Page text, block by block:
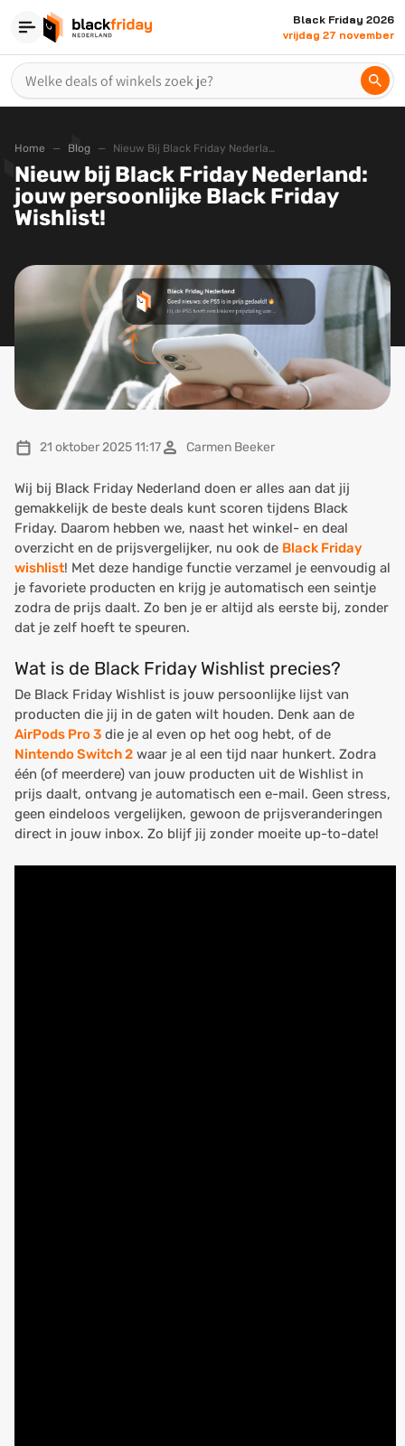
Black Friday 2026
vrijdag 27 november
Home Blog Nieuw Bij Black Friday Nederland Jouw Persoonlijke Black Friday Wishlist
Nieuw bij Black Friday Nederland:
jouw persoonlijke Black Friday
Wishlist!
21 oktober 2025 11:17 Carmen Beeker
Wij bij Black Friday Nederland doen er alles aan dat jij
gemakkelijk de beste deals kunt scoren tijdens Black
Friday. Daarom hebben we, naast het winkel- en deal
overzicht en de prijsvergelijker, nu ook de Black Friday
wishlist! Met deze handige functie verzamel je eenvoudig al
je favoriete producten en krijg je automatisch een seintje
zodra de prijs daalt. Zo ben je er altijd als eerste bij, zonder
dat je zelf hoeft te speuren.
Wat is de Black Friday Wishlist precies?
De Black Friday Wishlist is jouw persoonlijke lijst van
producten die jij in de gaten wilt houden. Denk aan de
AirPods Pro 3 die je al even op het oog hebt, of de
Nintendo Switch 2 waar je al een tijd naar hunkert. Zodra
één (of meerdere) van jouw producten uit de Wishlist in
prijs daalt, ontvang je automatisch een e-mail. Geen stress,
geen eindeloos vergelijken, gewoon de prijsveranderingen
direct in jouw inbox. Zo blijf jij zonder moeite up-to-date!